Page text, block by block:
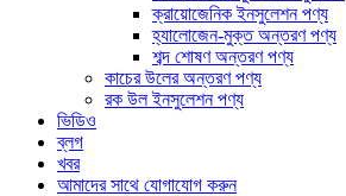
ক্রায়োজেনিক ইনসুলেশন পণ্য
হ্যালোজেন-মুক্ত অন্তরণ পণ্য
শব্দ শোষণ অন্তরণ পণ্য
কাচের উলের অন্তরণ পণ্য
রক উল ইনসুলেশন পণ্য
ভিডিও
ব্লগ
খবর
আমাদের সাথে যোগাযোগ করুন